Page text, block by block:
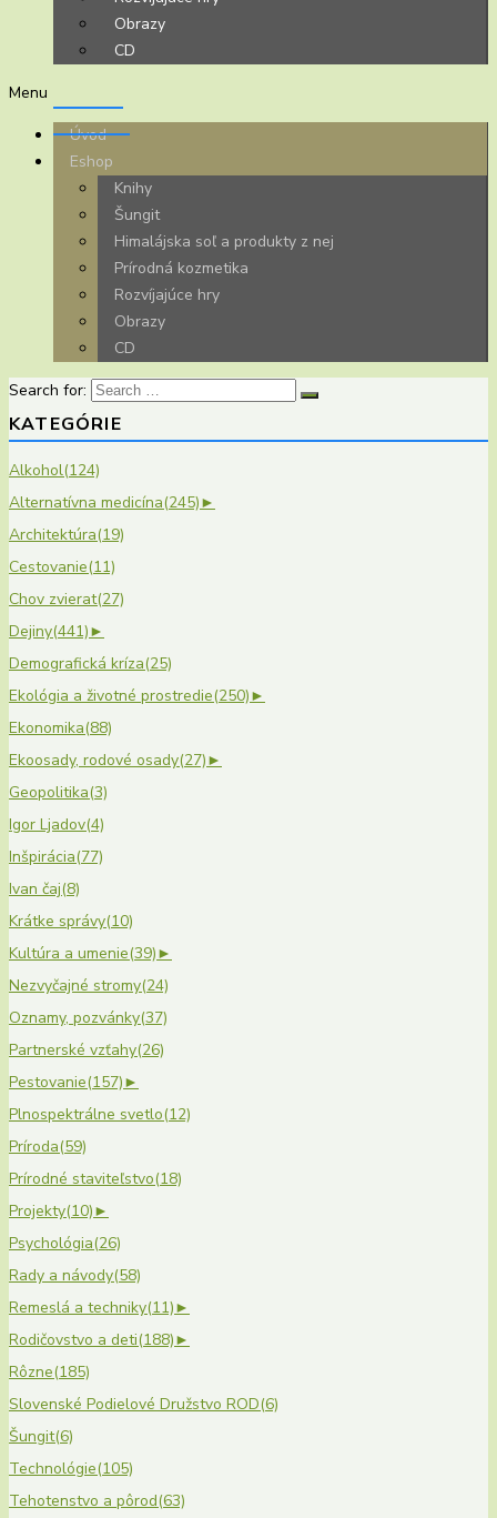
Obrazy
CD
Menu
Úvod
Eshop
Knihy
Šungit
Himalájska soľ a produkty z nej
Prírodná kozmetika
Rozvíjajúce hry
Obrazy
CD
Search for:
KATEGÓRIE
Alkohol(124)
Alternatívna medicína(245)►
Architektúra(19)
Cestovanie(11)
Chov zvierat(27)
Dejiny(441)►
Demografická kríza(25)
Ekológia a životné prostredie(250)►
Ekonomika(88)
Ekoosady, rodové osady(27)►
Geopolitika(3)
Igor Ljadov(4)
Inšpirácia(77)
Ivan čaj(8)
Krátke správy(10)
Kultúra a umenie(39)►
Nezvyčajné stromy(24)
Oznamy, pozvánky(37)
Partnerské vzťahy(26)
Pestovanie(157)►
Plnospektrálne svetlo(12)
Príroda(59)
Prírodné staviteľstvo(18)
Projekty(10)►
Psychológia(26)
Rady a návody(58)
Remeslá a techniky(11)►
Rodičovstvo a deti(188)►
Rôzne(185)
Slovenské Podielové Družstvo ROD(6)
Šungit(6)
Technológie(105)
Tehotenstvo a pôrod(63)